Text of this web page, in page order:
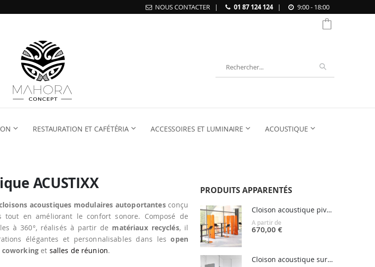
NOUS CONTACTER | 01 87 124 124 | 9:00 - 18:00
RESTAURATION ET CAFÉTÉRIA ACCESSOIRES ET LUMINAIRE ACOUSTIQUE
ACUSTIXX
acoustiques modulaires autoportantesconçu
tout en améliorant le confort sonore. Composé de
à 360°, réalisés à partir de matériaux recyclés, il
élégantes et personnalisables dans lesopen
coworking et salles de réunion.
PRODUITS APPARENTÉS
Cloison acoustique pivotante VIVA
A partir de
670,00 €
Cloison acoustique sur pied EDGE